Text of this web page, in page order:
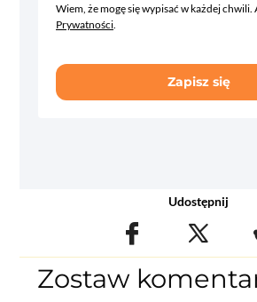
Wiem, że mogę się wypisać w każdej chwili.
Prywatności
Zapisz się
Udostępnij
Zostaw